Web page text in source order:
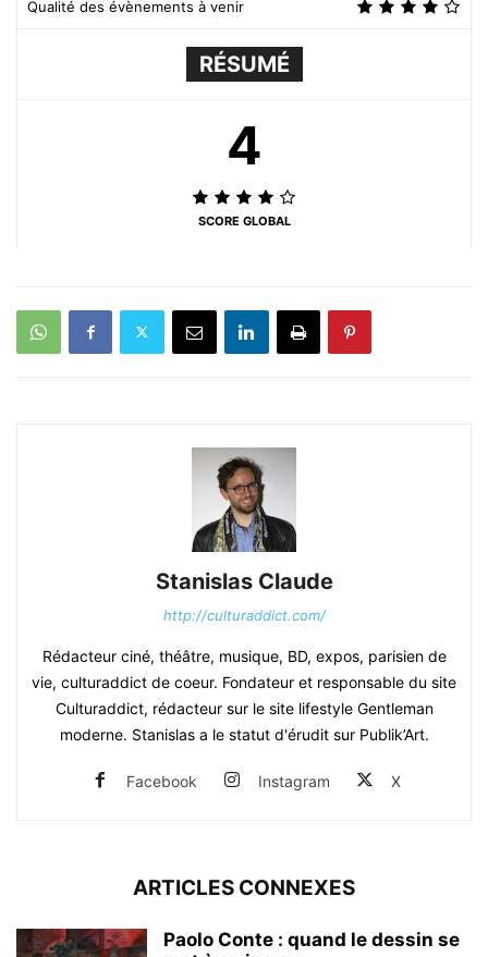
Qualité des évènements à venir
RÉSUMÉ
4
SCORE GLOBAL
Stanislas Claude
http://culturaddict.com/
Rédacteur ciné, théâtre, musique, BD, expos, parisien de
vie, culturaddict de coeur. Fondateur et responsable du site
Culturaddict, rédacteur sur le site lifestyle Gentleman
moderne. Stanislas a le statut d'érudit sur Publik’Art.
Facebook Instagram X
ARTICLES CONNEXES
Paolo Conte : quand le dessin se